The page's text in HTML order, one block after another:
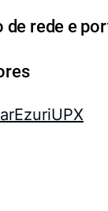
de rede e
EzuriUPX